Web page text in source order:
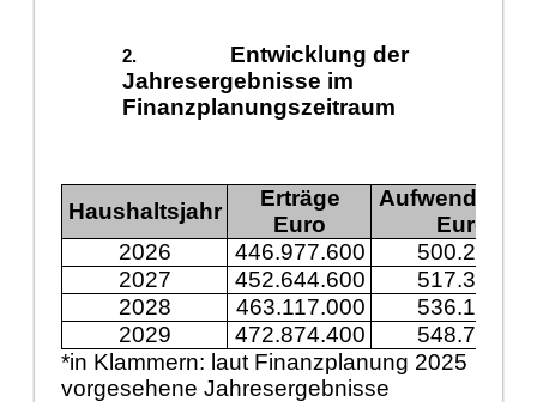
Entwicklung der
Jahresergebnisse im
Finanzplanungszeitraum
Haushaltsjahr
Erträge
Euro
Euro
2026
446.977.600
2027
452.644.600
2028
463.117.000
2029
472.874.400
*in Klammern: laut Finanzplanung 2025
vorgesehene Jahresergebnisse